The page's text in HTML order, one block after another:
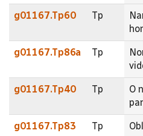
g01167.Tp60 Tp
g01167.Tp86a Tp
g01167.Tp40 Tp
O
g01167.Tp83 Tp